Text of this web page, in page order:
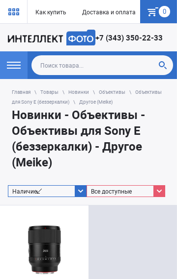
Как купить Доставка и оплата Гарантия
0
+7 (343) 350-22-33
Главная Товары Новинки Объективы
Объективы
для Sony E (беззеркалки)
Другое (Meike)
Новинки - Объективы -
Объективы для Sony E
(беззеркалки) - Другое
(Meike)
Наличие Все доступные